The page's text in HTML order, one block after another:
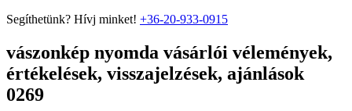
Segíthetünk? Hívj minket! +36-20-933-0915
vászonkép nyomda vásárlói vélemények,
értékelések, visszajelzések, ajánlások
0269